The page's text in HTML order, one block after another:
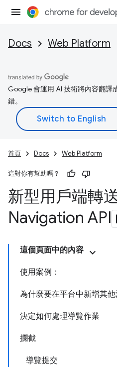
Docs Web Platform
Google 會運用 AI 技術將內容翻譯
錯。
首頁 Docs Web Platform
這對你有幫助嗎？
新型用戶端轉
Navigation API
這個頁面中的內容
使用案例：
為什麼要在平台中新增其他
決定如何處理導覽作業
攔截
導覽提交